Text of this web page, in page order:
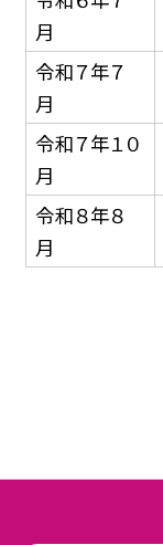
月
令和７年７
月
令和７年１０
月
令和８年８
月